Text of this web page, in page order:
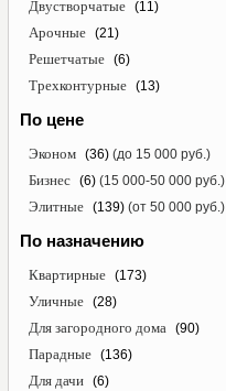
Двустворчатые (11)
Арочные (21)
Решетчатые (6)
Трехконтурные (13)
По цене
Эконом (36) (до 15 000 руб.)
Бизнес (6) (15 000-50 000 руб.)
Элитные (139) (от 50 000 руб.)
По назначению
Квартирные (173)
Уличные (28)
Для загородного дома (90)
Парадные (136)
Для дачи (6)